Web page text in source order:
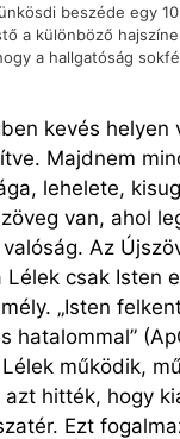
beszéde egy
a különböző
a hallgatóság
kevés helyen
Majdnem
lehelete,
van, ahol
Az
Lélek csak Isten
„Isten
hatalommal”
működik,
azt hitték, hogy
Ezt